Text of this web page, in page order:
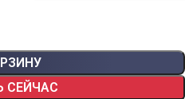
СЕЙЧАС